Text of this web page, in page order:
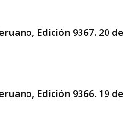
Edición 9367. 20 de
Edición 9366. 19 de